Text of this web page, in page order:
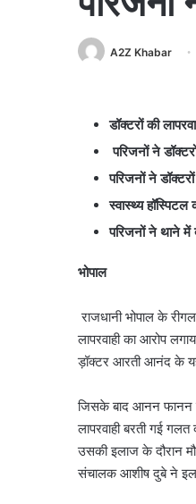
A2Z Khabar
डॉक्टरों की
परिजनों ने
परिजनों ने
स्वास्थ्य
परिजनों ने थाने में
भोपाल
राजधानी भोपाल के
लापरवाही का आरोप
ड़ॉक्टर आरती आनंद के
जिसके बाद आनन फानन
लापरवाही बरती गई
उसकी इलाज के दौरान
संचालक आशीष दुबे ने